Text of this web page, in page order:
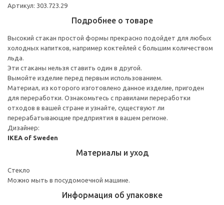
Артикул: 303.723.29
Подробнее о товаре
Высокий стакан простой формы прекрасно подойдет для любых
холодных напитков, например коктейлей с большим количеством
льда.
Эти стаканы нельзя ставить один в другой.
Вымойте изделие перед первым использованием.
Материал, из которого изготовлено данное изделие, пригоден
для переработки. Ознакомьтесь с правилами переработки
отходов в вашей стране и узнайте, существуют ли
перерабатывающие предприятия в вашем регионе.
Дизайнер:
IKEA of Sweden
Материалы и уход
Стекло
Можно мыть в посудомоечной машине.
Информация об упаковке